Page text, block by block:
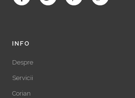
INFO
Despre
Servicii
Corian